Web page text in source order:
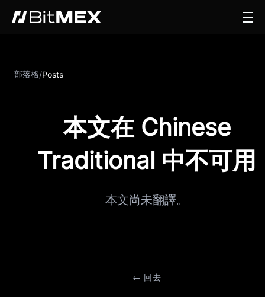
部落格/Posts
本文在 Chinese
Traditional 中不可用
本文尚未翻譯。
← 回去